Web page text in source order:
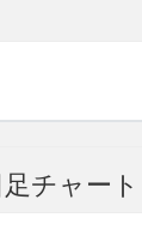
チャート